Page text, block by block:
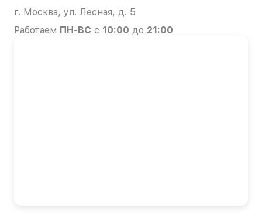
г. Москва, ул. Лесная, д. 5
Работаем ПН-ВС с 10:00 до 21:00